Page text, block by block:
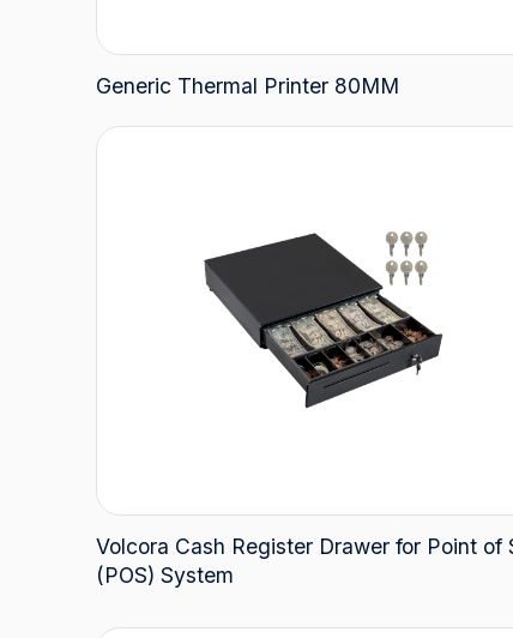
Generic Thermal Printer 80MM
Volcora Cash Register Drawer for Point of
(POS) System